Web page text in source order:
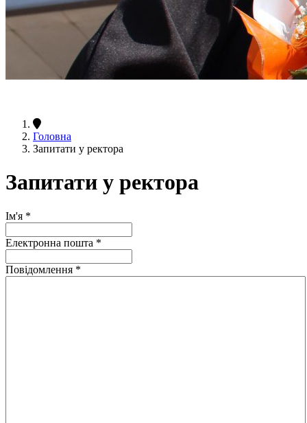
Головна
Запитати у ректора
Запитати у ректора
Ім'я *
Електронна пошта *
Повідомлення *